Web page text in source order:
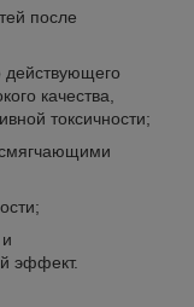
после
действующего
качества,
токсичности;
смягчающими
эффект.